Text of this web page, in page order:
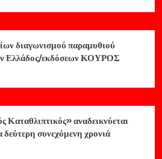
διαγωνισμού παραμυθιού
Ελλάδος/εκδόσεων ΚΟΥΡΟΣ
αναδεικνύεται
συνεχόμενη χρονιά